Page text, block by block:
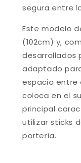
segura entre
Este modelo
(102cm) y,
desarrollados
adaptado
espacio entre
coloca en el
principal
utilizar sticks
portería.